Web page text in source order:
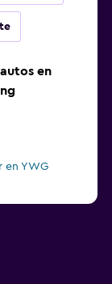
en
en YWG